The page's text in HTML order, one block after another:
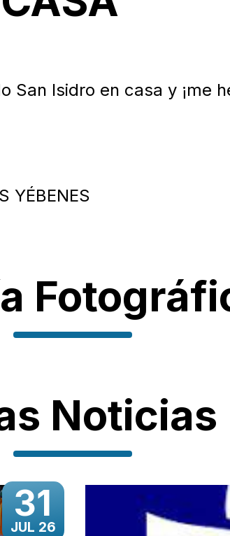
San Isidro en casa y ¡me
YÉBENES
Noticias
31
JUL 26